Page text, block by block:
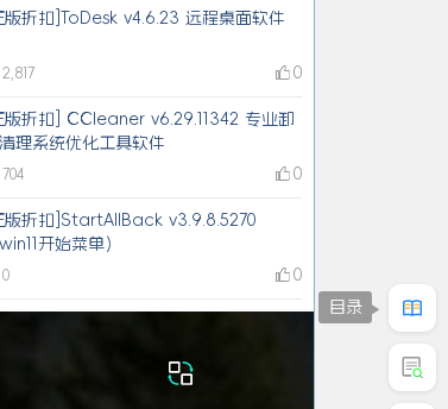
版折扣]ToDesk v4.6.23 远程桌面软件
2,817 0
版折扣] CCleaner v6.29.11342 专业卸
理系统优化工具软件
704 0
版折扣]StartAllBack v3.9.8.5270
win11开始菜单）
0 0
目录
QQ在线咨询